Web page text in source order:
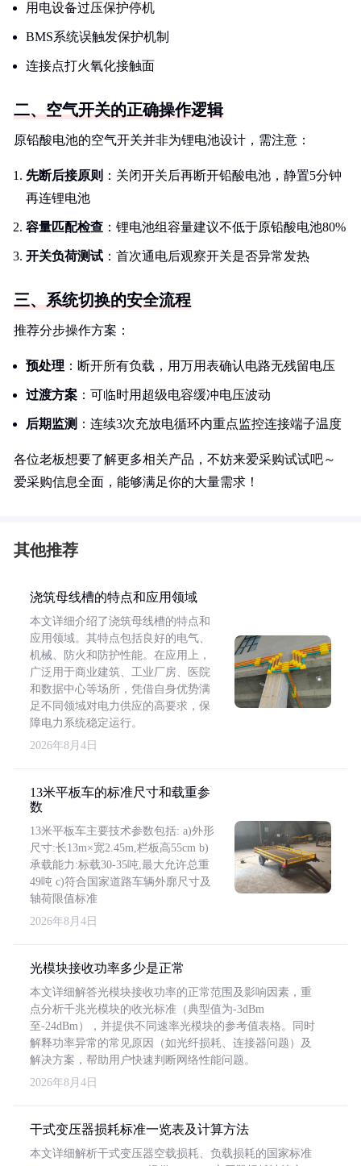
用电设备过压保护停机
BMS系统误触发保护机制
连接点打火氧化接触面
二、空气开关的正确操作逻辑
原铅酸电池的空气开关并非为锂电池设计，需注意：
先断后接原则 ：关闭开关后再断开铅酸电池，静置5分钟
再连锂电池
容量匹配检查 ：锂电池组容量建议不低于原铅酸电池80%
开关负荷测试 ：首次通电后观察开关是否异常发热
三、系统切换的安全流程
推荐分步操作方案：
预处理 ：断开所有负载，用万用表确认电路无残留电压
过渡方案 ：可临时用超级电容缓冲电压波动
后期监测 ：连续3次充放电循环内重点监控连接端子温度
各位老板想要了解更多相关产品，不妨来爱采购试试吧～
爱采购信息全面，能够满足你的大量需求！
其他推荐
浇筑母线槽的特点和应用领域
本文详细介绍了浇筑母线槽的特点和
应用领域。其特点包括良好的电气、
机械、防火和防护性能。在应用上，
广泛用于商业建筑、工业厂房、医院
和数据中心等场所，凭借自身优势满
足不同领域对电力供应的高要求，保
障电力系统稳定运行。
2026年8月4日
13米平板车的标准尺寸和载重参
数
13米平板车主要技术参数包括: a)外形
尺寸:长13m×宽2.45m,栏板高55cm b)
承载能力:标载30-35吨,最大允许总重
49吨 c)符合国家道路车辆外廓尺寸及
轴荷限值标准
2026年8月4日
光模块接收功率多少是正常
本文详细解答光模块接收功率的正常范围及影响因素，重
点分析千兆光模块的收光标准（典型值为-3dBm
至-24dBm），并提供不同速率光模块的参考值表格。同时
解释功率异常的常见原因（如光纤损耗、连接器问题）及
解决方案，帮助用户快速判断网络性能问题。
2026年8月4日
干式变压器损耗标准一览表及计算方法
本文详细解析干式变压器空载损耗、负载损耗的国家标准